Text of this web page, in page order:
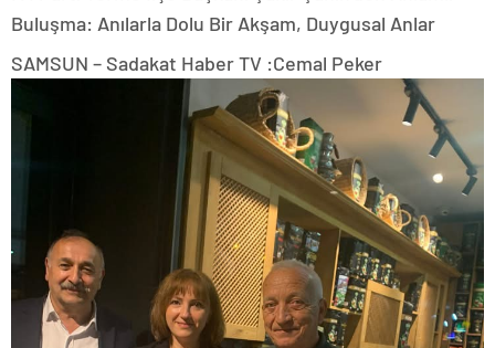
Buluşma: Anılarla Dolu Bir Akşam, Duygusal Anlar
SAMSUN – Sadakat Haber TV :Cemal Peker